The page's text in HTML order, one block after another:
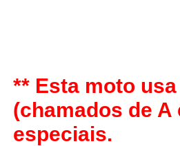
** Esta moto
(chamados de
especiais.